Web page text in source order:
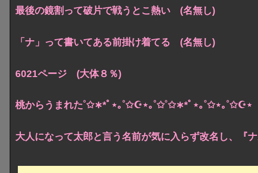
最後の鏡割って破片で戦うとこ熱い (名無し)
「ナ」って書いてある前掛け着てる (名無し)
6021ページ (大体８％)
桃からうまれた˚✩∗*ﾟ⋆｡˚✩☪︎⋆｡˚✩˚✩∗*ﾟ⋆｡˚✩⋆｡˚✩☪︎⋆
大人になって太郎と言う名前が気に入らず改名し、『